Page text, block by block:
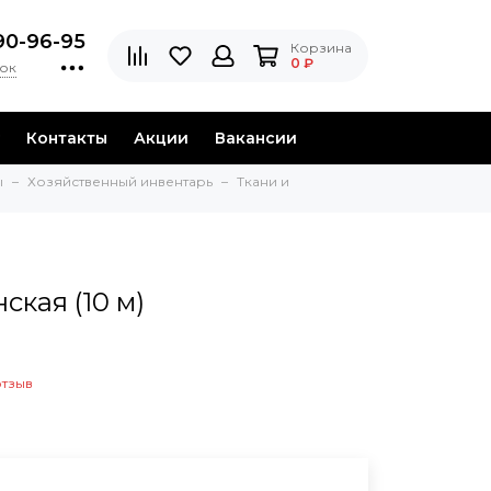
96-95
Корзина
0 ₽
Контакты Акции Вакансии
Хозяйственный инвентарь
Ткани и
(10 м)